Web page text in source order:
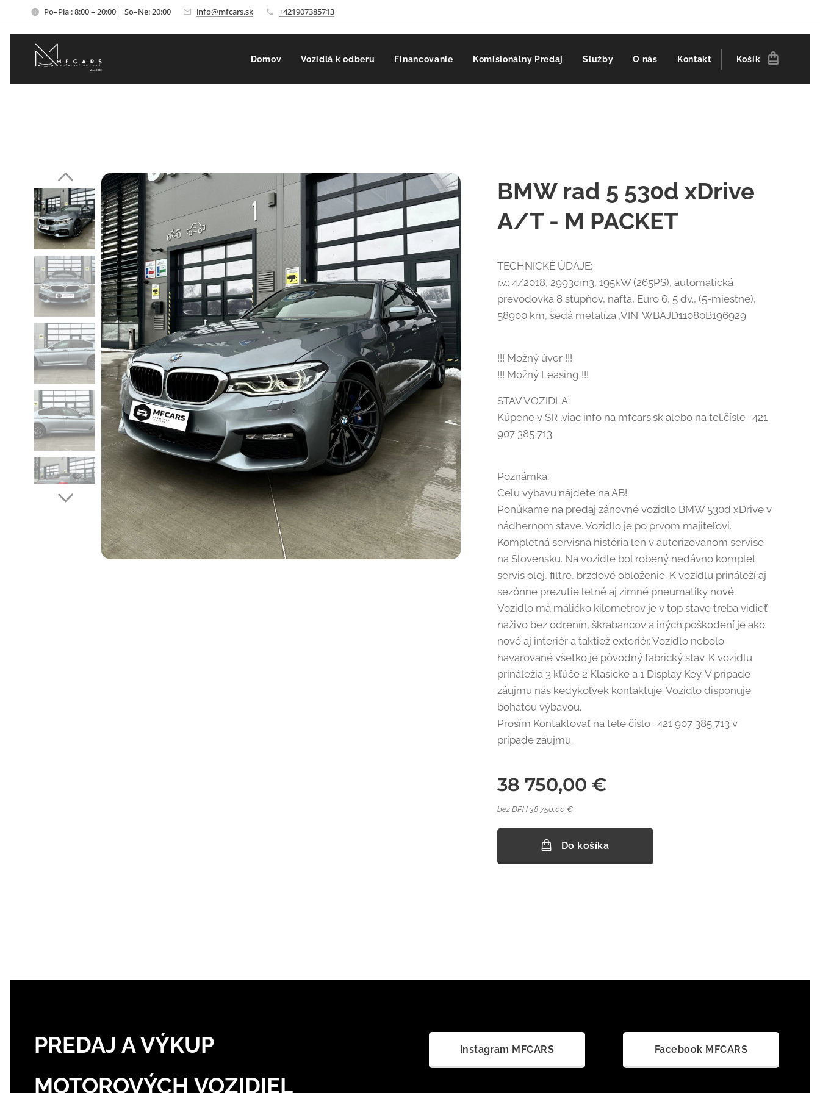
Po–Pia : 8:00 – 20:00 │ So–Ne: 20:00 info@mfcars.sk +421907385713
Domov Vozidlá k odberu Financovanie Komisionálny Predaj Služby O nás Kontakt Košík
BMW rad 5 530d xDrive
A/T - M PACKET
TECHNICKÉ ÚDAJE:
r.v.: 4/2018, 2993cm3, 195kW (265PS), automatická
prevodovka 8 stupňov, nafta, Euro 6, 5 dv., (5-miestne),
58900 km, šedá metalíza ,VIN: WBAJD11080B196929
!!! Možný úver !!!
!!! Možný Leasing !!!
STAV VOZIDLA:
Kúpene v SR ,viac info na mfcars.sk alebo na tel.čísle +421
907 385 713
Poznámka:
Celú výbavu nájdete na AB!
Ponúkame na predaj zánovné vozidlo BMW 530d xDrive v
nádhernom stave. Vozidlo je po prvom majiteľovi.
Kompletná servisná história len v autorizovanom servise
na Slovensku. Na vozidle bol robený nedávno komplet
servis olej, filtre, brzdové obloženie. K vozidlu prináleží aj
sezónne prezutie letné aj zimné pneumatiky nové.
Vozidlo má máličko kilometrov je v top stave treba vidieť
naživo bez odrenín, škrabancov a iných poškodení je ako
nové aj interiér a taktiež exteriér. Vozidlo nebolo
havarované všetko je pôvodný fabrický stav. K vozidlu
prináležia 3 kľúče 2 Klasické a 1 Display Key. V prípade
záujmu nás kedykoľvek kontaktuje. Vozidlo disponuje
bohatou výbavou.
Prosím Kontaktovať na tele číslo +421 907 385 713 v
prípade záujmu.
38 750,00 €
bez DPH 38 750,00 €
Do košíka
PREDAJ A VÝKUP
MOTOROVÝCH VOZIDIEL
Instagram MFCARS Facebook MFCARS